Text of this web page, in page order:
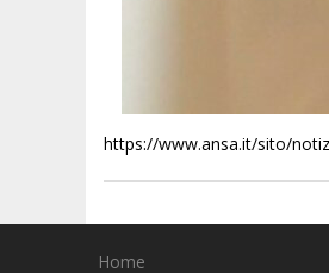
https://www.ansa.it/sito/
Home